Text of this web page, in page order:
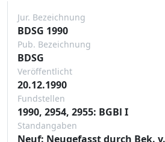
Jur. Bezeichnung
BDSG 1990
Pub. Bezeichnung
BDSG
Veröffentlicht
20.12.1990
Fundstellen
1990, 2954, 2955: BGBl I
Standangaben
Neuf: Neugefasst durch Bek.